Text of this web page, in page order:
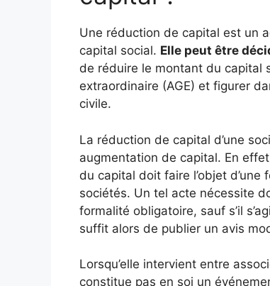
Une réduction de capital est un
capital social. Elle peut être
de réduire le montant du capital
extraordinaire (AGE) et figurer
civile.
La réduction de capital d’une
augmentation de capital. En
du capital doit faire l’objet
sociétés. Un tel acte nécessite
formalité obligatoire, sauf s’il
suffit alors de publier un avis
Lorsqu’elle intervient entre
constitue pas en soi un